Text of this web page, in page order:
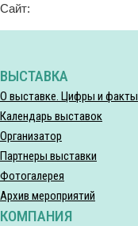
Сайт:
ВЫСТАВКА
О выставке. Цифры и факты
Календарь выставок
Организатор
Партнеры выставки
Фотогалерея
Архив мероприятий
КОМПАНИЯ